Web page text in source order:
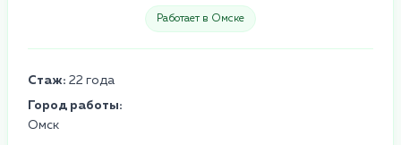
Работает в Омске
Стаж: 22 года
Город работы:
Омск